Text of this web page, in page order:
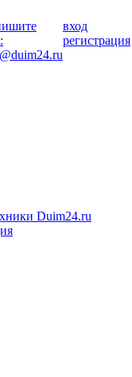
вход
регистрация